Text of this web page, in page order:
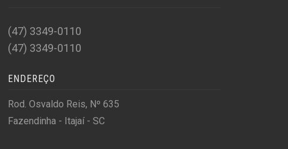
(47) 3349-0110
(47) 3349-0110
ENDEREÇO
Rod. Osvaldo Reis, Nº 635
Fazendinha - Itajaí - SC